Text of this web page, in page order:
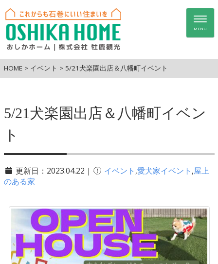
MENU
HOME> イベント > 5/21犬楽園出店＆八幡町イベント
5/21犬楽園出店＆八幡町イベン
ト
更新日：2023.04.22｜ イベント ,愛犬家イベント ,屋上
のある家